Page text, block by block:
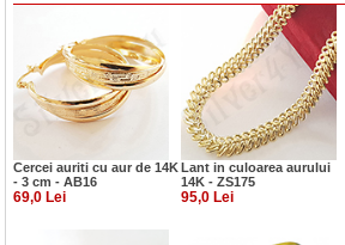
Cercei auriti cu aur de 14K
- 3 cm - AB16
Lant in culoarea aurului
14K - ZS175
69,0 Lei 95,0 Lei